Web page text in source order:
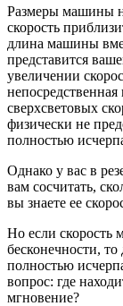
Размеры машины
скорость
длина машины
представится
увеличении
сверхсветовых
физически не
полностью
Однако у вас в
вам сосчитать,
вы знаете ее
Но если скорость
бесконечности,
полностью
вопрос: где
мгновение?